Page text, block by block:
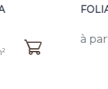
NAT/RET
44,83 €/m²